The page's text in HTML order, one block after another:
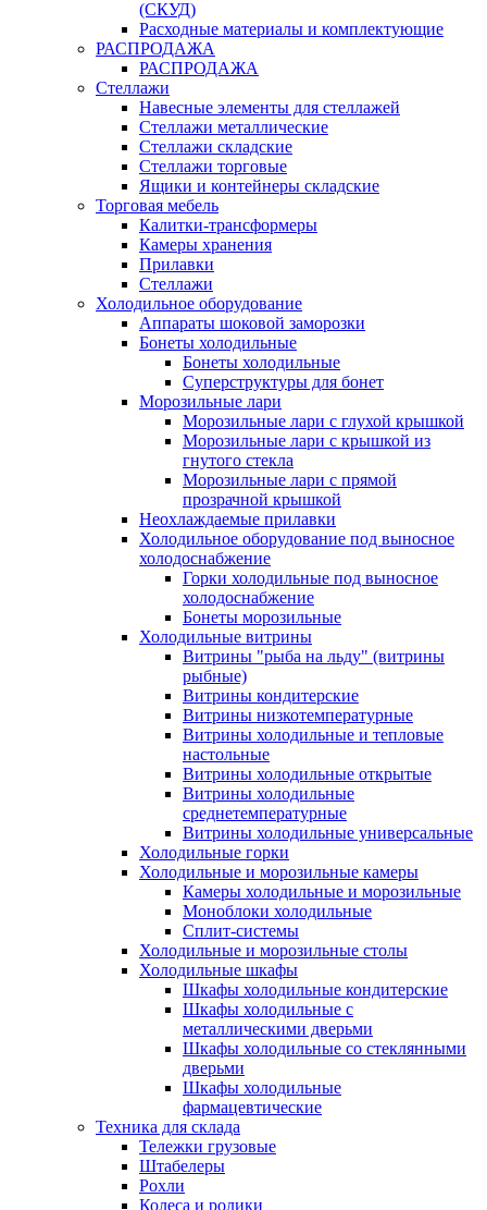
(СКУД)
Расходные материалы и комплектующие
РАСПРОДАЖА
РАСПРОДАЖА
Стеллажи
Навесные элементы для стеллажей
Стеллажи металлические
Стеллажи складские
Стеллажи торговые
Ящики и контейнеры складские
Торговая мебель
Калитки-трансформеры
Камеры хранения
Прилавки
Стеллажи
Холодильное оборудование
Аппараты шоковой заморозки
Бонеты холодильные
Бонеты холодильные
Суперструктуры для бонет
Морозильные лари
Морозильные лари с глухой крышкой
Морозильные лари с крышкой из
гнутого стекла
Морозильные лари с прямой
прозрачной крышкой
Неохлаждаемые прилавки
Холодильное оборудование под выносное
холодоснабжение
Горки холодильные под выносное
холодоснабжение
Бонеты морозильные
Холодильные витрины
Витрины "рыба на льду" (витрины
рыбные)
Витрины кондитерские
Витрины низкотемпературные
Витрины холодильные и тепловые
настольные
Витрины холодильные открытые
Витрины холодильные
среднетемпературные
Витрины холодильные универсальные
Холодильные горки
Холодильные и морозильные камеры
Камеры холодильные и морозильные
Моноблоки холодильные
Сплит-системы
Холодильные и морозильные столы
Холодильные шкафы
Шкафы холодильные кондитерские
Шкафы холодильные с
металлическими дверьми
Шкафы холодильные со стеклянными
дверьми
Шкафы холодильные
фармацевтические
Техника для склада
Тележки грузовые
Штабелеры
Рохли
Колеса и ролики